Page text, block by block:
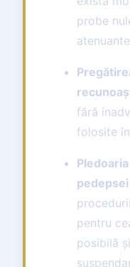
probe
fără
folosite
pedepsei
pentru
posibilă